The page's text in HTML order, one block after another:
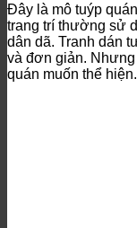
Đây là mô tuýp
trang trí thường sử
dân dã. Tranh dán
và đơn giản.
quán muốn thể hiện.